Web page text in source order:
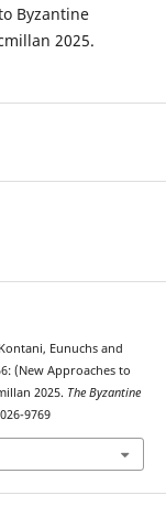
Byzantine
2025.
Eunuchs and
(New Approaches to
2025. The Byzantine
9769